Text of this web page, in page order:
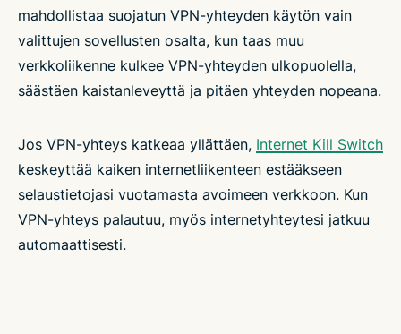
mahdollistaa suojatun VPN-yhteyden käytön vain
valittujen sovellusten osalta, kun taas muu
verkkoliikenne kulkee VPN-yhteyden ulkopuolella,
säästäen kaistanleveyttä ja pitäen yhteyden nopeana.
Jos VPN-yhteys katkeaa yllättäen, Internet Kill Switch
keskeyttää kaiken internetliikenteen estääkseen
selaustietojasi vuotamasta avoimeen verkkoon. Kun
VPN-yhteys palautuu, myös internetyhteytesi jatkuu
automaattisesti.